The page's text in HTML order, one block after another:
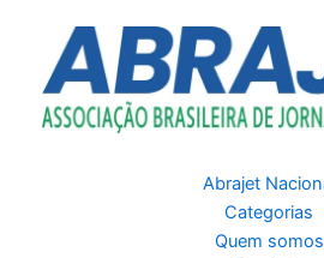
Abrajet
Categorias
Quem somos